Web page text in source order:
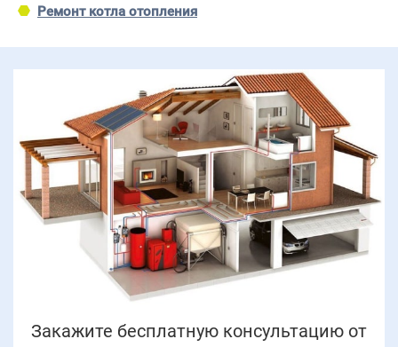
Ремонт котла отопления
Закажите бесплатную консультацию от